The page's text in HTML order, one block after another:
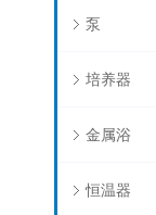
泵
培养器
金属浴
恒温器